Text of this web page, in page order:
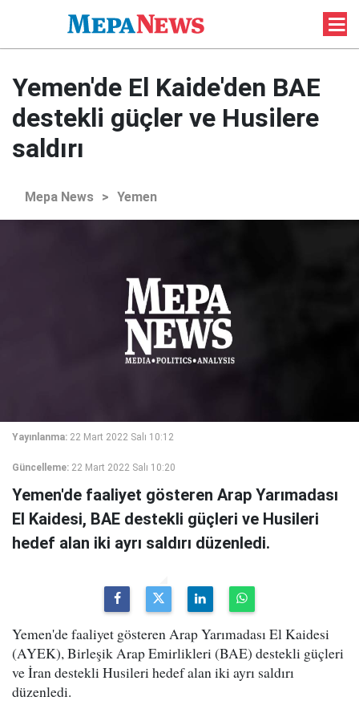
Yemen'de El Kaide'den BAE
destekli güçler ve Husilere
saldırı
Mepa News > Yemen
Yayınlanma: 22 Mart 2022 Salı 10:12
Güncelleme: 22 Mart 2022 Salı 10:20
Yemen'de faaliyet gösteren Arap Yarımadası
El Kaidesi, BAE destekli güçleri ve Husileri
hedef alan iki ayrı saldırı düzenledi.
Yemen'de faaliyet gösteren Arap Yarımadası El Kaidesi
(AYEK), Birleşik Arap Emirlikleri (BAE) destekli güçleri
ve İran destekli Husileri hedef alan iki ayrı saldırı
düzenledi.